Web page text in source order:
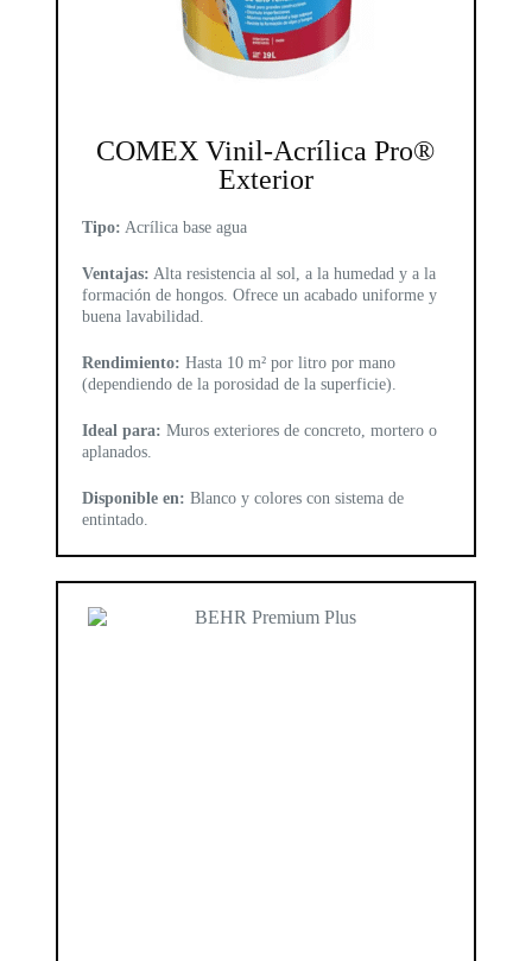
COMEX Vinil-Acrílica Pro®
Exterior
Tipo: Acrílica base agua
Ventajas: Alta resistencia al sol, a la humedad y a la
formación de hongos. Ofrece un acabado uniforme y
buena lavabilidad.
Rendimiento: Hasta 10 m² por litro por mano
(dependiendo de la porosidad de la superficie).
Ideal para: Muros exteriores de concreto, mortero o
aplanados.
Disponible en: Blanco y colores con sistema de
entintado.